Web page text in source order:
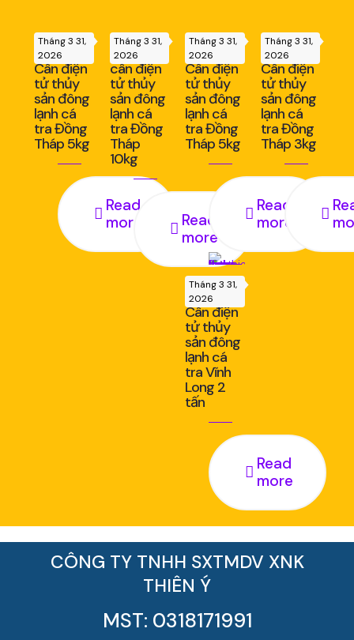
Tháng 3 31,
2026
Cân điện
tử thủy
sản đông
lạnh cá
tra Đồng
Tháp 5kg
Read
more
Tháng 3 31,
2026
cân điện
tử thủy
sản đông
lạnh cá
tra Đồng
Tháp
10kg
Read
more
Tháng 3 31,
2026
Cân điện
tử thủy
sản đông
lạnh cá
tra Đồng
Tháp 5kg
Read
more
Tháng 3 31,
2026
Cân điện
tử thủy
sản đông
lạnh cá
tra Đồng
Tháp 3kg
Tháng 3 31,
2026
Cân điện
tử thủy
sản đông
lạnh cá
tra Vĩnh
Long 2
tấn
Read
more
CÔNG TY TNHH SXTMDV XNK
THIÊN Ý
MST: 0318171991